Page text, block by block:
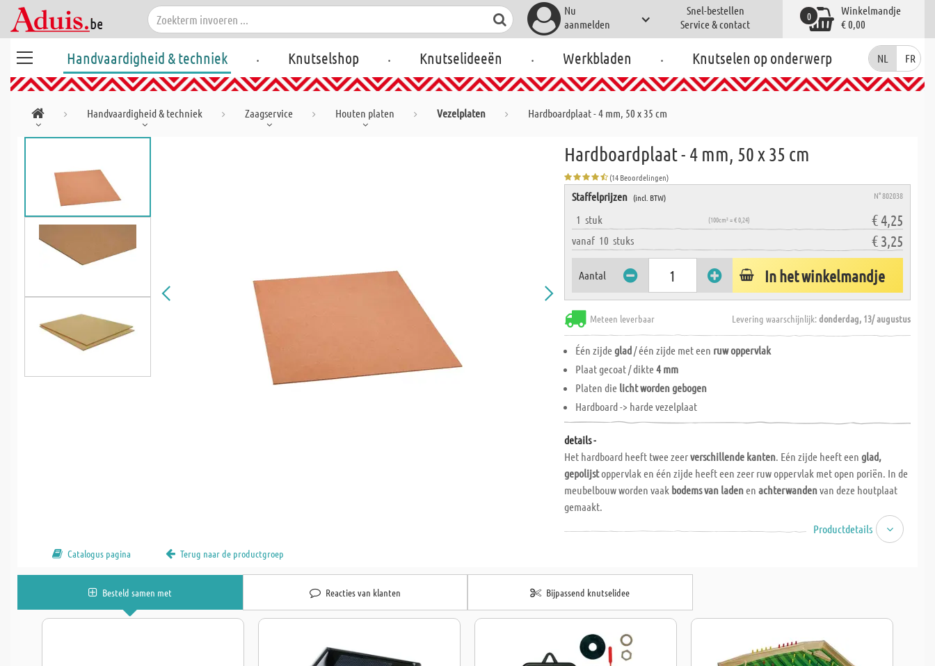
Nu
aanmelden
Snel-bestellen
Service & contact
Winkelmandje
€ 0,00
0
Handvaardigheid & techniek . Knutselshop . Knutselideeën . Werkbladen . Knutselen op onderwerp NL FR
Handvaardigheid & techniek Zaagservice Houten platen Vezelplaten Hardboardplaat - 4 mm, 50 x 35 cm
Hardboardplaat - 4 mm, 50 x 35 cm
(14 Beoordelingen)
Staffelprijzen (incl. BTW) N° 802038
1stuk (100cm² = € 0,24) € 4,25
vanaf 10stuks € 3,25
Aantal In het winkelmandje
Meteen leverbaar Levering waarschijnlijk:donderdag, 13/ augustus
Één zijdeglad/ één zijde met een ruw oppervlak
Plaat gecoat / dikte4 mm
Platen die licht worden gebogen
Hardboard -> harde vezelplaat
details -
Het hardboard heeft twee zeerverschillende kanten. Eén zijde heeft eenglad,
gepolijstoppervlak en één zijde heeft een zeer ruw oppervlak met open poriën. In de
meubelbouw worden vaak bodems van ladenenachterwandenvan deze houtplaat
gemaakt.
Productdetails
Catalogus pagina Terug naar de productgroep
Besteld samen met Reacties van klanten Bijpassend knutselidee